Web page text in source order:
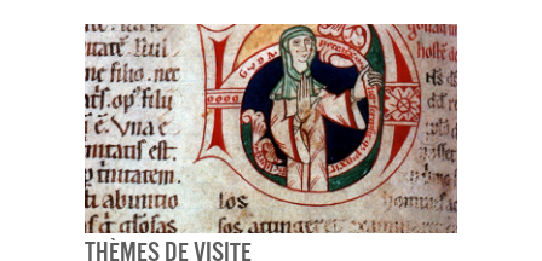
Thèmes De Visite